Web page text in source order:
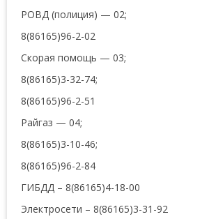
РОВД (полиция) — 02;
8(86165)96-2-02
Скорая помощь — 03;
8(86165)3-32-74;
8(86165)96-2-51
Райгаз — 04;
8(86165)3-10-46;
8(86165)96-2-84
ГИБДД – 8(86165)4-18-00
Электросети – 8(86165)3-31-92